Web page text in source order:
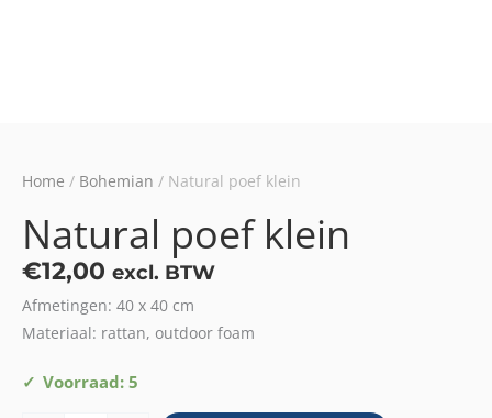
Home / Bohemian / Natural poef klein
Natural poef klein
€12,00 excl. BTW
Afmetingen: 40 x 40 cm
Materiaal: rattan, outdoor foam
Voorraad: 5
Natural